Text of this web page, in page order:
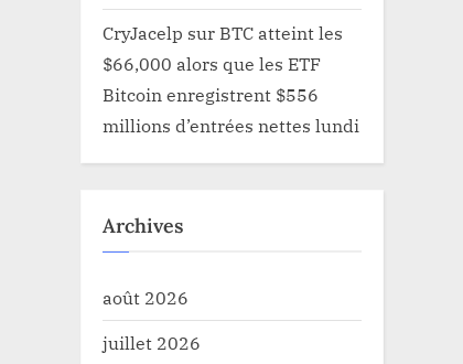
CryJacelp surBTC atteint les
$66,000 alors que les ETF
Bitcoin enregistrent $556
millions d’entrées nettes lundi
Archives
août 2026
juillet 2026